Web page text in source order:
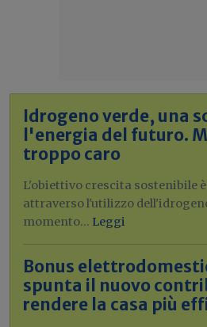
Idrogeno verde, una
l'energia del futuro.
troppo caro
L'obiettivo crescita sostenibile
attraverso l'utilizzo
momento... Leggi
Bonus
spunta il nuovo
rendere la casa più